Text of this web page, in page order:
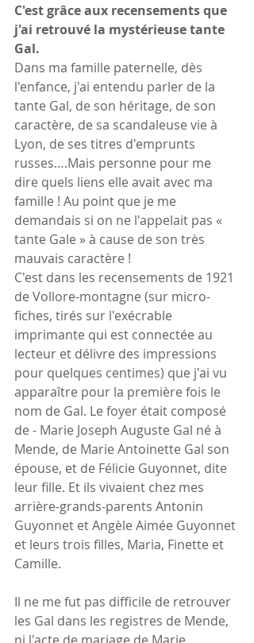
C'est grâce aux recensements que
j'ai retrouvé la mystérieuse tante
Gal.
Dans ma famille paternelle, dès
l'enfance, j'ai entendu parler de la
tante Gal, de son héritage, de son
caractère, de sa scandaleuse vie à
Lyon, de ses titres d'emprunts
russes….Mais personne pour me
dire quels liens elle avait avec ma
famille ! Au point que je me
demandais si on ne l'appelait pas «
tante Gale » à cause de son très
mauvais caractère !
C'est dans les recensements de 1921
de Vollore-montagne (sur micro-
fiches, tirés sur l'exécrable
imprimante qui est connectée au
lecteur et délivre des impressions
pour quelques centimes) que j'ai vu
apparaître pour la première fois le
nom de Gal. Le foyer était composé
de - Marie Joseph Auguste Gal né à
Mende, de Marie Antoinette Gal son
épouse, et de Félicie Guyonnet, dite
leur fille. Et ils vivaient chez mes
arrière-grands-parents Antonin
Guyonnet et Angèle Aimée Guyonnet
et leurs trois filles, Maria, Finette et
Camille.
Il ne me fut pas difficile de retrouver
les Gal dans les registres de Mende,